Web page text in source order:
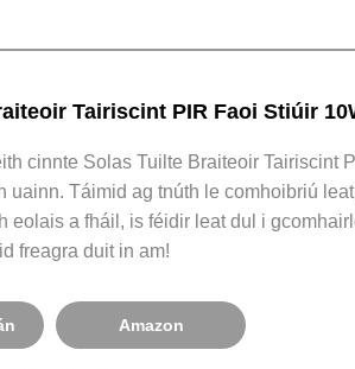
Tairiscint PIR Faoi Stiúir
cinnte Solas Tuilte Braiteoir Tairiscint
uainn. Táimid ag tnúth le comhoibriú
eolais a fháil, is féidir leat dul i
freagra duit in am!
Amazon